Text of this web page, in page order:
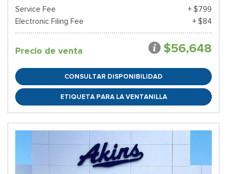
Service Fee
+ $799
Electronic Filing Fee
+ $84
Precio de venta $56,648
CONSULTAR DISPONIBILIDAD
ETIQUETA PARA LA VENTANILLA